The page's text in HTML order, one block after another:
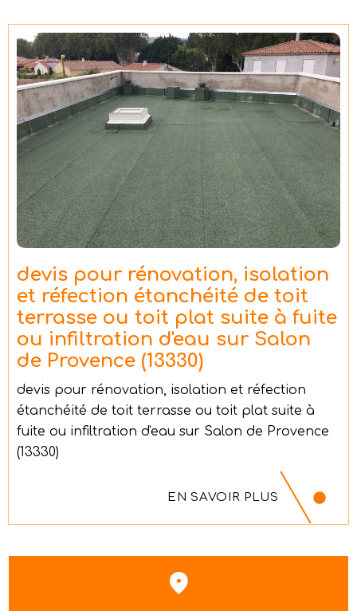
devis pour rénovation, isolation
et réfection étanchéité de toit
terrasse ou toit plat suite à fuite
ou infiltration d'eau sur Salon
de Provence (13330)
devis pour rénovation, isolation et réfection
étanchéité de toit terrasse ou toit plat suite à
fuite ou infiltration d'eau sur Salon de Provence
(13330)
EN SAVOIR PLUS